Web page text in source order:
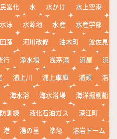
民営化 水 水かけ 水上空港
水泳 水源地 水産 水産学部
踊 河川改修 油木町
波佐見
行 浄水場 浅茅湾 浜屋
浜
浦上川 浦上車庫 浦頭
浩宮
海水浴 海水浴場
海洋掘削船
訓練 液化石油ガス 深江町
淵
港 湯の里 準急 溶岩ドーム